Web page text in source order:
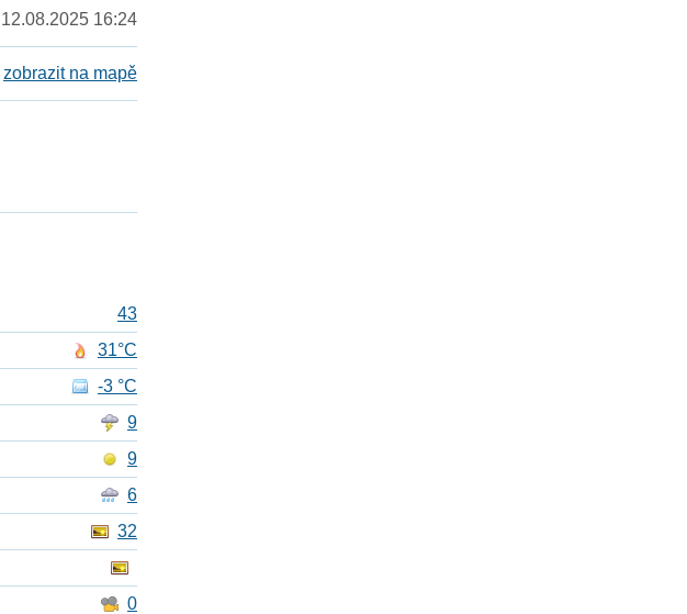
12.08.2025 16:24
zobrazit na mapě
43
31°C
-3 °C
9
9
6
32
0